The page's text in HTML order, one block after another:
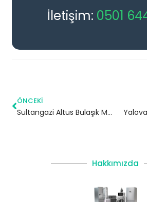
İletişim: 0501
ÖNCEKI
Sultangazi Altus Bulaşık Makinesi Servisi
Hakkımızda